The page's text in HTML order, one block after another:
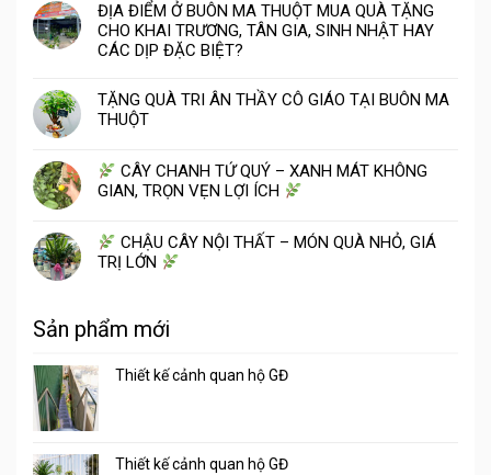
ĐỊA ĐIỂM Ở BUÔN MA THUỘT MUA QUÀ TẶNG
CHO KHAI TRƯƠNG, TÂN GIA, SINH NHẬT HAY
CÁC DỊP ĐẶC BIỆT?
TẶNG QUÀ TRI ÂN THẦY CÔ GIÁO TẠI BUÔN MA
THUỘT
CÂY CHANH TỨ QUÝ – XANH MÁT KHÔNG
GIAN, TRỌN VẸN LỢI ÍCH
CHẬU CÂY NỘI THẤT – MÓN QUÀ NHỎ, GIÁ
TRỊ LỚN
Sản phẩm mới
Thiết kế cảnh quan hộ GĐ
Thiết kế cảnh quan hộ GĐ